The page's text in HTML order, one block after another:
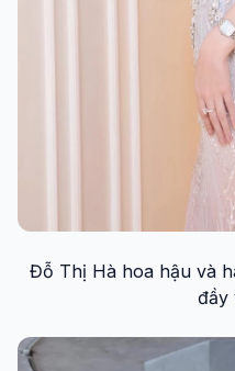
Đỗ Thị Hà hoa hậu và
đầy